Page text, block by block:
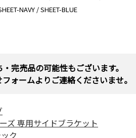
NAVY / SHEET-BLUE
完売品の可能性もございます。
ォームよりご連絡くださいませ。
ズ 専用サイドブラケット
ク